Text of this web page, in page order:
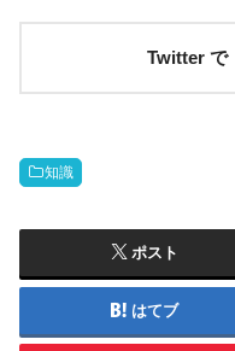
Twitter で
知識
ポスト
はてブ